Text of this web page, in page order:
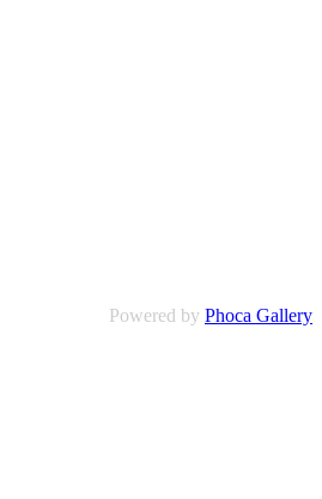
Powered by Phoca Gallery